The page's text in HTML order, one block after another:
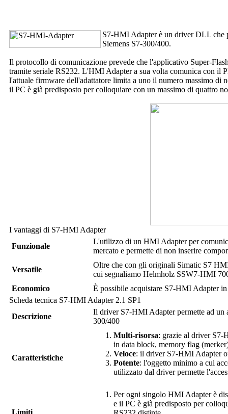
S7-HMI Adapterè un driver DLL che
Siemens S7-300/400.
Il protocollo di comunicazione prevede che l'applicativo Super-
tramite seriale RS232. L'HMI Adapter a sua volta comunica con il
l'attuale firmware dell'adattatore limita a uno il numero massimo
il PC è già predisposto per colloquiare con un massimo di quattro
I vantaggi di S7-HMI Adapter
Funzionale
L'utilizzo di un HMI Adapter per
mercato e permette di non inserire
Versatile
Oltre che con gli originali Simatic S7
cui segnaliamo Helmholz SSW7-HMI
Economico
È possibile acquistare S7-HMI Adapterin
Scheda tecnica S7-HMI Adapter2.1 SP1
Descrizione
Il driver S7-HMI Adapterpermette ad
300/400
Caratteristiche
Multi-risorsa: grazie al driver S7-
in data block, memory flag
Veloce: il driver S7-HMI Adapter
Potente: l'oggetto minimo a cui
utilizzato dal driver permette
Limiti
Per ogni singolo HMI Adapter è
e il PC è già predisposto per